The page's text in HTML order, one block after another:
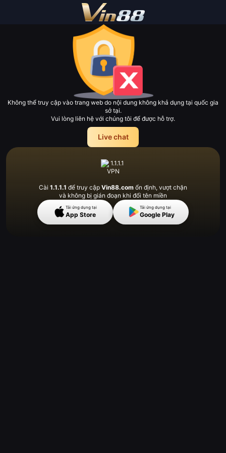
Không thể truy cập vào trang web do nội dung không khả dụng tại quốc gia
sở tại.
Vui lòng liên hệ với chúng tôi để được hỗ trợ.
Live chat
Cài 1.1.1.1 để truy cập Vin88.com ổn định, vượt chặn
và không bị gián đoạn khi đổi tên miền
Tải ứng dụng tại
App Store
Tải ứng dụng tại
Google Play